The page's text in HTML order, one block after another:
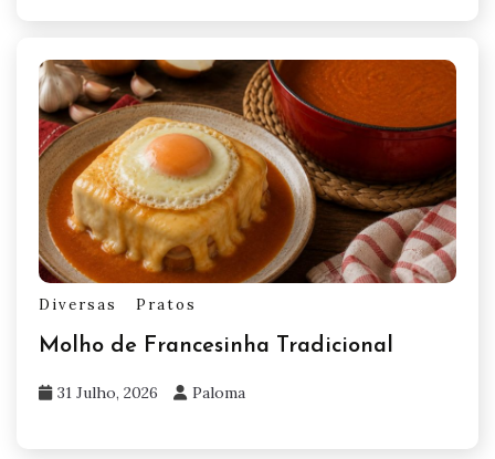
Diversas Pratos
Molho de Francesinha Tradicional
31 Julho, 2026 Paloma